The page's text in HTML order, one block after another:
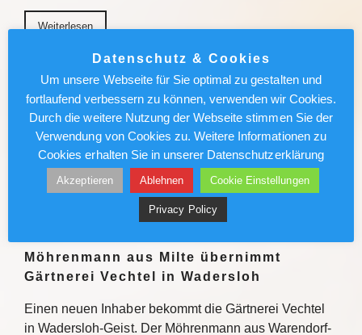
Weiterlesen
München News : Absolut sehenswert!
„Carmen“ im Deutschen Theater
Enrique Gasa Valga verbindet Bizet und Mérimée
überraschend und sinnlich zu temporeichem
Tanztheater Weiterlesen
Möhrenmann aus Milte übernimmt
Gärtnerei Vechtel in Wadersloh
Einen neuen Inhaber bekommt die Gärtnerei Vechtel
in Wadersloh-Geist. Der Möhrenmann aus Warendorf-
Datenschutz & Cookies
Um unsere Webseite für Sie optimal zu gestalten und
fortlaufend verbessern zu können, verwenden wir Cookies.
Durch die weitere Nutzung der Webseite stimmen Sie der
Verwendung von Cookies zu. Weitere Informationen zu
Cookies erhalten Sie in unserer Datenschutzerklärung
Akzeptieren Ablehnen Cookie Einstellungen
Privacy Policy